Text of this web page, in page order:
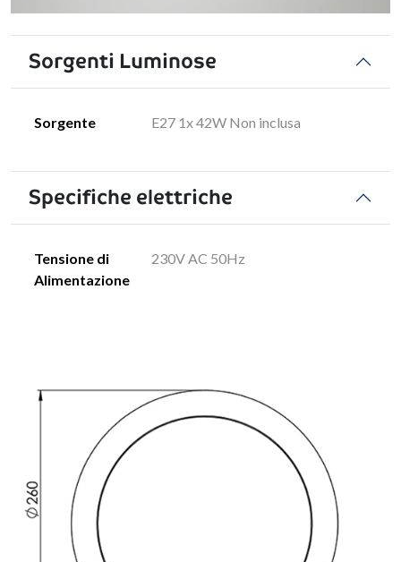
Sorgenti Luminose
Sorgente E27 1x 42W Non inclusa
Specifiche elettriche
Tensione di
Alimentazione
230V AC 50Hz